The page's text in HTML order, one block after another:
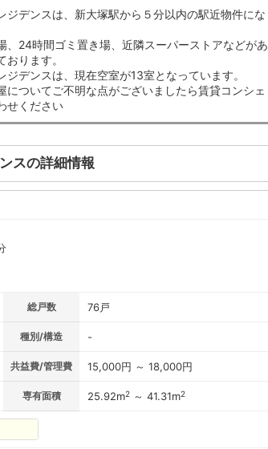
ジデンスは、新大塚駅から５分以内の駅近物件にな
、24時間ゴミ置き場、近隣スーパーストアなどがあ
ります。
デンスは、現在空室が13室となっています。
についてご不明な点がございましたら賃貸コンシェ
せください
スの詳細情報
総戸数 76戸
種別/構造 -
共益費/管理費 15,000円 ～ 18,000円
専有面積 25.92m2 ～ 41.31m2